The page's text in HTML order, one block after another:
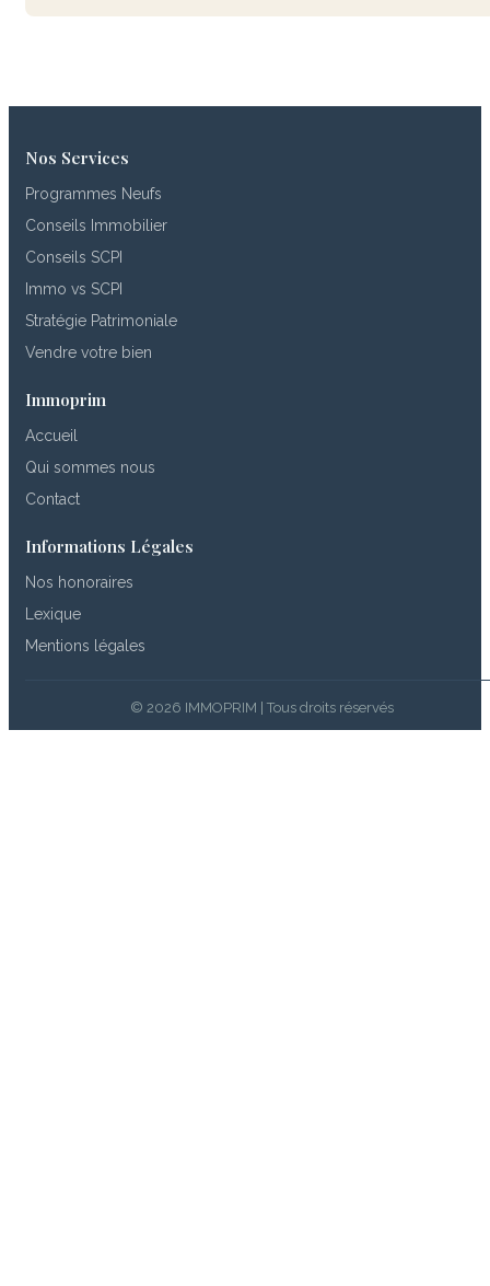
Nos Services
Programmes Neufs
Conseils Immobilier
Conseils SCPI
Immo vs SCPI
Stratégie Patrimoniale
Vendre votre bien
Immoprim
Accueil
Qui sommes nous
Contact
Informations Légales
Nos honoraires
Lexique
Mentions légales
© 2026 IMMOPRIM | Tous droits réservés